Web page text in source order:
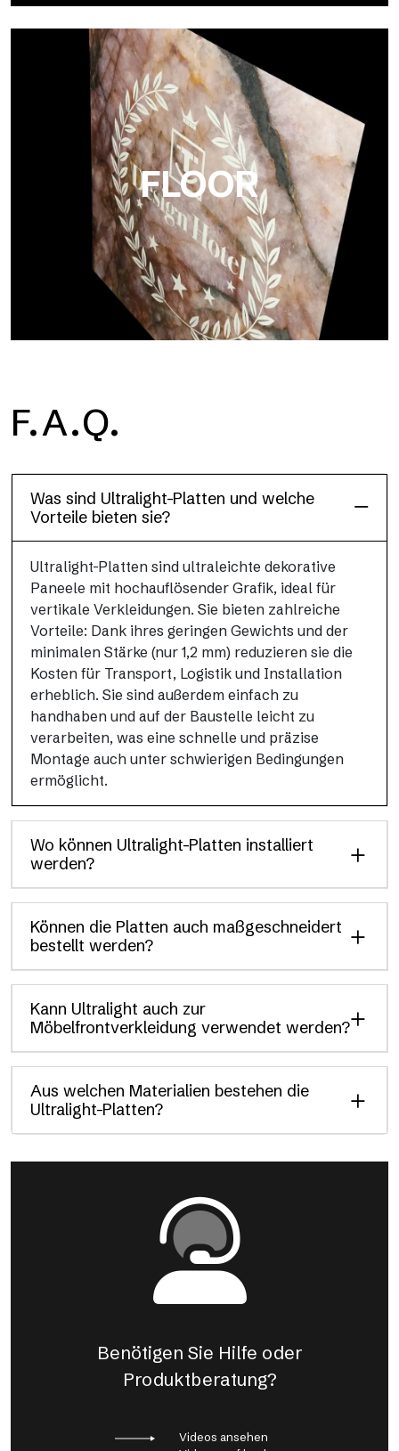
Project
Ultralight Project ist eine 3 mm starke Aluminium-
Verbundplatte
FLOOR
Diese Bodenoberfläche, widerstandsfähig und leicht (PEI 4;
R10), wurde entwickelt, um Leistung und Praktikabilität zu
F.A.Q.
Was sind Ultralight-Platten und welche
Vorteile bieten sie?
Ultralight-Platten sind ultraleichte dekorative
Paneele mit hochauflösender Grafik, ideal für
vertikale Verkleidungen. Sie bieten zahlreiche
Vorteile: Dank ihres geringen Gewichts und der
minimalen Stärke (nur 1,2 mm) reduzieren sie die
Kosten für Transport, Logistik und Installation
erheblich. Sie sind außerdem einfach zu
handhaben und auf der Baustelle leicht zu
verarbeiten, was eine schnelle und präzise
Montage auch unter schwierigen Bedingungen
ermöglicht.
Wo können Ultralight-Platten installiert
werden?
Können die Platten auch maßgeschneidert
bestellt werden?
Kann Ultralight auch zur
Möbelfrontverkleidung verwendet werden?
Aus welchen Materialien bestehen die
Ultralight-Platten?
Benötigen Sie Hilfe oder
Produktberatung?
Videos ansehen